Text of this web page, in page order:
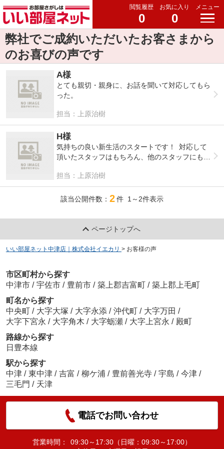
閲覧履歴
0
お気に入り
0
メニュー
弊社でご成約いただいたお客さまから
のお喜びの声です
A様
とても親切・親身に、お話を聞いて対応してもら
った。
担当：上原治樹
H様
気持ちの良い新生活のスタートです！ 対応して
頂いたスタッフはもちろん、他のスタッフにも気
た(^^♪ 初めてアパートを借りましたが水道、電
気、周辺環境の説明など分からない事がいっぱい
で初めは不安でしたが親身になって紹介して頂き
でき私の要望通りの物件です。 入居してからも
分からない事を聞くとわざわざ自宅まで来て説明
担当：上原治樹
該当公開件数： 2件 1～2件表示
ページトップへ
いい部屋ネット中津店｜株式会社イエカリ > お客様の声
市区町村から探す
中津市 / 宇佐市 / 豊前市 / 築上郡吉富町 / 築上郡上毛町
町名から探す
中央町 / 大字大塚 / 大字永添 / 沖代町 / 大字万田 /
大字下宮永 / 大字角木 / 大字蛎瀬 / 大字上宮永 / 殿町
路線から探す
日豊本線
駅から探す
中津 / 東中津 / 吉富 / 柳ケ浦 / 豊前善光寺 / 宇島 / 今津 /
三毛門 / 天津
電話でお問い合わせ
営業時間：
09:30～17:30（日曜：09:30～17:00）